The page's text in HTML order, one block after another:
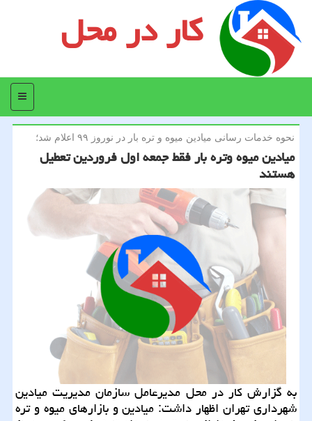
کار در محل
منو
نحوه خدمات رسانی میادین میوه و تره بار در نوروز ۹۹ اعلام شد؛
میادین میوه وتره بار فقط جمعه اول فروردین تعطیل
هستند
به گزارش كار در محل مدیرعامل سازمان مدیریت میادین
شهرداری تهران اظهار داشت: میادین و بازارهای میوه و تره